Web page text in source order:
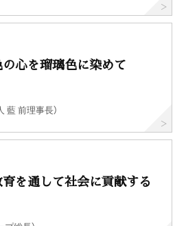
心を瑠璃色に染めて
藍 前理事長）
を通して社会に貢献する